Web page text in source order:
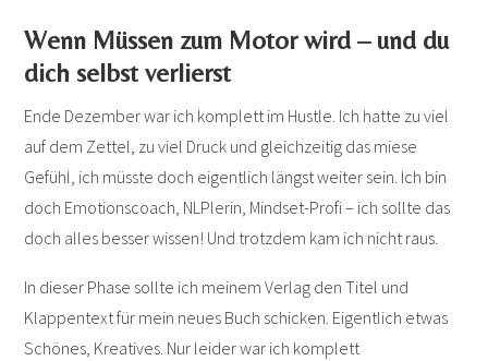
Wenn Müssen zum Motor wird – und du
dich selbst verlierst
Ende Dezember war ich komplett im Hustle. Ich hatte zu viel
auf dem Zettel, zu viel Druck und gleichzeitig das miese
Gefühl, ich müsste doch eigentlich längst weiter sein. Ich bin
doch Emotionscoach, NLPlerin, Mindset-Profi – ich sollte das
doch alles besser wissen! Und trotzdem kam ich nicht raus.
In dieser Phase sollte ich meinem Verlag den Titel und
Klappentext für mein neues Buch schicken. Eigentlich etwas
Schönes, Kreatives. Nur leider war ich komplett